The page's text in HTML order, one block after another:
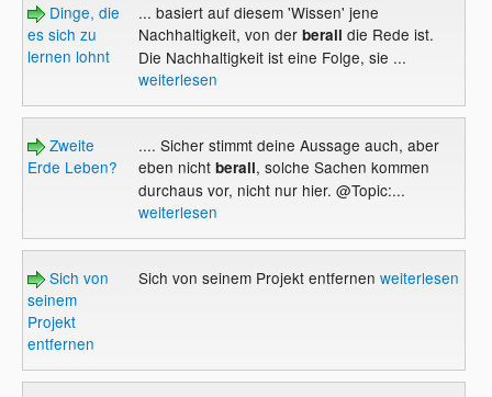
Dinge, die
es sich zu
lernen lohnt
... basiert auf diesem 'Wissen' jene
Nachhaltigkeit, von der berall die Rede ist.
Die Nachhaltigkeit ist eine Folge, sie ...
weiterlesen
Zweite
Erde Leben?
.... Sicher stimmt deine Aussage auch, aber
eben nicht berall, solche Sachen kommen
durchaus vor, nicht nur hier. @Topic:...
weiterlesen
Sich von
seinem
Projekt
entfernen
Sich von seinem Projekt entfernen weiterlesen